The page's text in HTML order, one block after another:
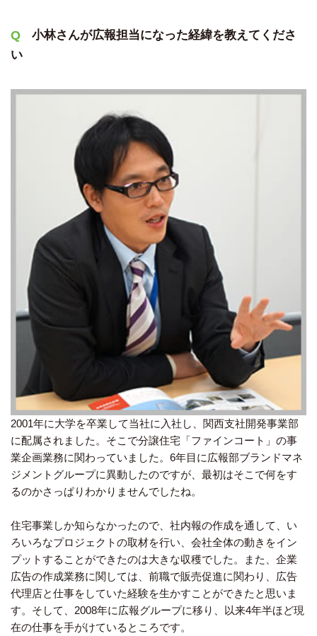
小林さんが広報担当になった経緯を教えてくださ
い
2001年に大学を卒業して当社に入社し、関西支社開発事業部
に配属されました。そこで分譲住宅「ファインコート」の事
業企画業務に関わっていました。6年目に広報部ブランドマネ
ジメントグループに異動したのですが、最初はそこで何をす
るのかさっぱりわかりませんでしたね。
住宅事業しか知らなかったので、社内報の作成を通して、い
ろいろなプロジェクトの取材を行い、会社全体の動きをイン
プットすることができたのは大きな収穫でした。また、企業
広告の作成業務に関しては、前職で販売促進に関わり、広告
代理店と仕事をしていた経験を生かすことができたと思いま
す。そして、2008年に広報グループに移り、以来4年半ほど現
在の仕事を手がけているところです。